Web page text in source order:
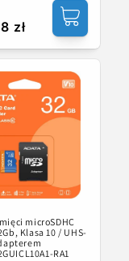
zł
microSDHC
Klasa 10 / UHS-
RA1